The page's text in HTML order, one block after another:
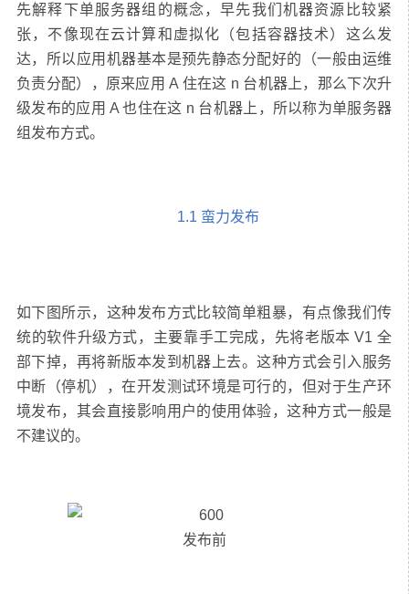
先解释下单服务器组的概念，早先我们机器资源比较紧
张，不像现在云计算和虚拟化（包括容器技术）这么发
达，所以应用机器基本是预先静态分配好的（一般由运维
负责分配），原来应用 A 住在这 n 台机器上，那么下次升
级发布的应用 A 也住在这 n 台机器上，所以称为单服务器
1.1 蛮力发布
如下图所示，这种发布方式比较简单粗暴，有点像我们传
统的软件升级方式，主要靠手工完成，先将老版本 V1 全
部下掉，再将新版本发到机器上去。这种方式会引入服务
中断（停机），在开发测试环境是可行的，但对于生产环
境发布，其会直接影响用户的使用体验，这种方式一般是
发布前